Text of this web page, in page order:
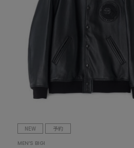
NEW
予約
MEN’S BIGI